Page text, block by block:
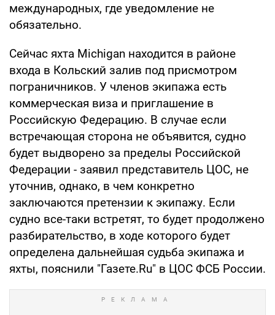
международных, где уведомление не
обязательно.
Сейчас яхта Michigan находится в районе
входа в Кольский залив под присмотром
пограничников. У членов экипажа есть
коммерческая виза и приглашение в
Российскую Федерацию. В случае если
встречающая сторона не объявится, судно
будет выдворено за пределы Российской
Федерации - заявил представитель ЦОС, не
уточнив, однако, в чем конкретно
заключаются претензии к экипажу. Если
судно все-таки встретят, то будет продолжено
разбирательство, в ходе которого будет
определена дальнейшая судьба экипажа и
яхты, пояснили "Газете.Ru" в ЦОС ФСБ России.